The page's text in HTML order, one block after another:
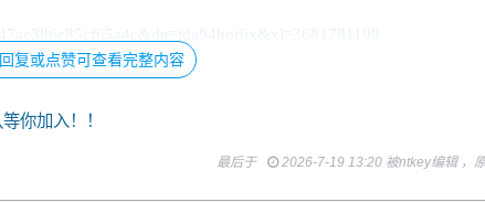
复或点赞可查看完整内容
你加入！！
最后于 2026-7-19 13:20 被ntkey编辑 ，原